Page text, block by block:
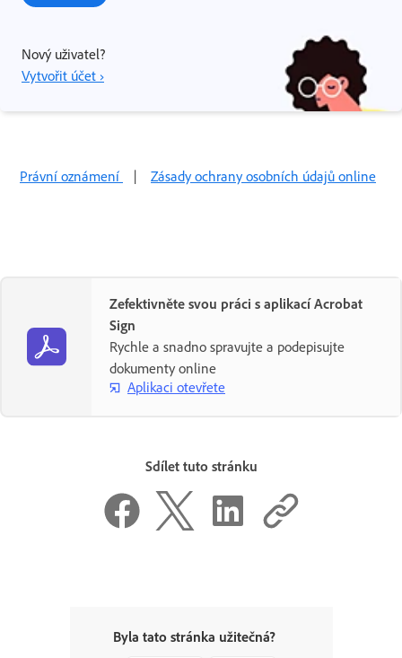
Nový uživatel?
Vytvořit účet ›
Právní oznámení | Zásady ochrany osobních údajů online
Zefektivněte svou práci s aplikací Acrobat
Sign
Rychle a snadno spravujte a podepisujte
dokumenty online
Aplikaci otevřete
Sdílet tuto stránku
Byla tato stránka užitečná?